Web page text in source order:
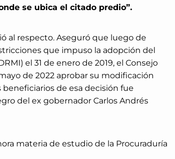
se ubica el citado predio”.
al respecto. Aseguró que luego de
que impuso la adopción del
el 31 de enero de 2019, el Consejo
de 2022 aprobar su modificación
de esa decisión fue
del ex gobernador Carlos Andrés
materia de estudio de la Procuraduría